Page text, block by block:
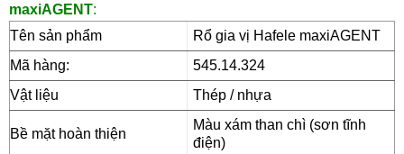
maxiAGENT:
Tên sản phẩm
Rổ gia vị Hafele maxiAGENT
Mã hàng:
545.14.324
Vật liệu
Thép / nhựa
Bề mặt hoàn thiện
Màu xám than chì (sơn tĩnh
điện)